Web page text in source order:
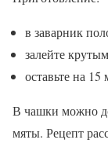
в заварник
залейте
оставьте на 15
В чашки можно
мяты. Рецепт